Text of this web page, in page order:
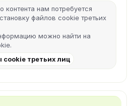
контента нам потребуется
файлов cookie третьих
можно найти на
.
третьих лиц